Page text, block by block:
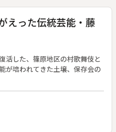
った伝統芸能・藤
活した、篠原地区の村歌舞伎と
が培われてきた土壌、保存会の